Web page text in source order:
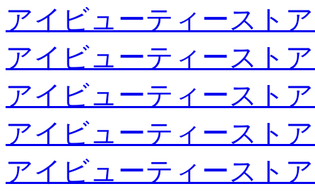
アイビューティースト
アイビューティースト
アイビューティースト
アイビューティースト
アイビューティースト